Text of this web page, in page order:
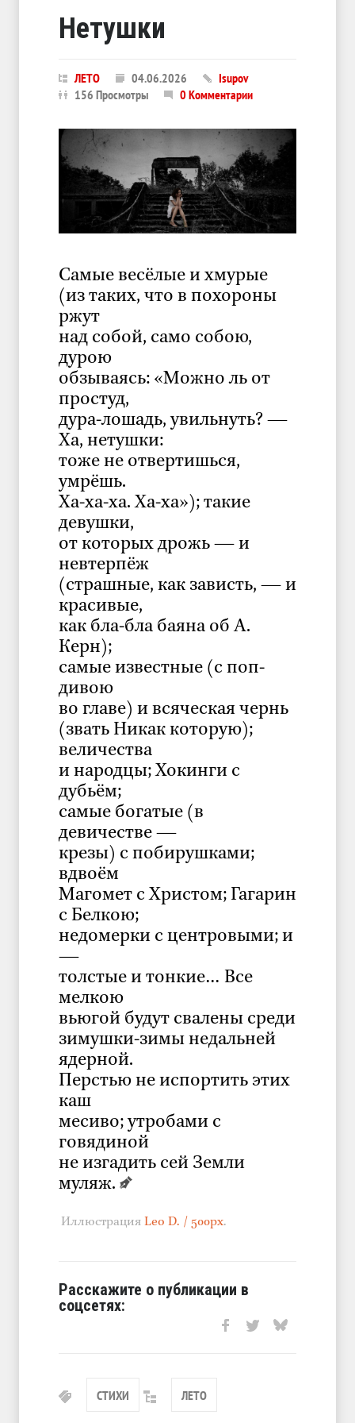
Нетушки
ЛЕТО 04.06.2026
Isupov
156 Просмотры
0 Комментарии
Самые весёлые и хмурые
(из таких, что в похороны
ржут
над собой, само собою,
дурою
обзываясь: «Можно ль от
простуд,
дура-лошадь, увильнуть? —
Ха, нетушки:
тоже не отвертишься,
умрёшь.
Ха-ха-ха. Ха-ха»); такие
девушки,
от которых дрожь — и
невтерпёж
(страшные, как зависть, — и
красивые,
как бла-бла баяна об А.
Керн);
самые известные (с поп-
дивою
во главе) и всяческая чернь
(звать Никак которую);
величества
и народцы; Хокинги с
дубьём;
самые богатые (в
девичестве —
крезы) с побирушками;
вдвоём
Магомет с Христом; Гагарин
с Белкою;
недомерки с центровыми; и
—
толстые и тонкие… Все
мелкою
вьюгой будут свалены среди
зимушки-зимы недальней
ядерной.
Перстью не испортить этих
каш
месиво; утробами с
говядиной
не изгадить сей Земли
муляж.
Иллюстрация Leo D. / 500px.
Расскажите о публикации в
соцсетях:
СТИХИ ЛЕТО